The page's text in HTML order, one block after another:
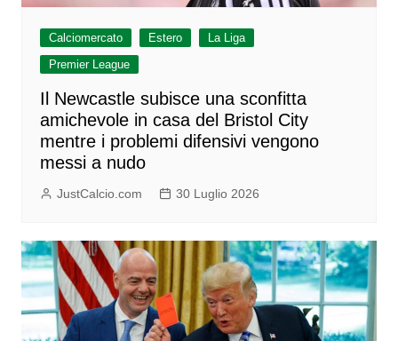
Calciomercato Estero
La Liga
Premier League
Il Newcastle subisce una sconfitta
amichevole in casa del Bristol City
mentre i problemi difensivi vengono
messi a nudo
JustCalcio.com 30 Luglio 2026